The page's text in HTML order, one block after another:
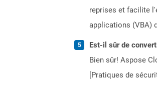
reprises et facilite
applications (VBA)
Est-il sûr de
Bien sûr! Aspose
[Pratiques de